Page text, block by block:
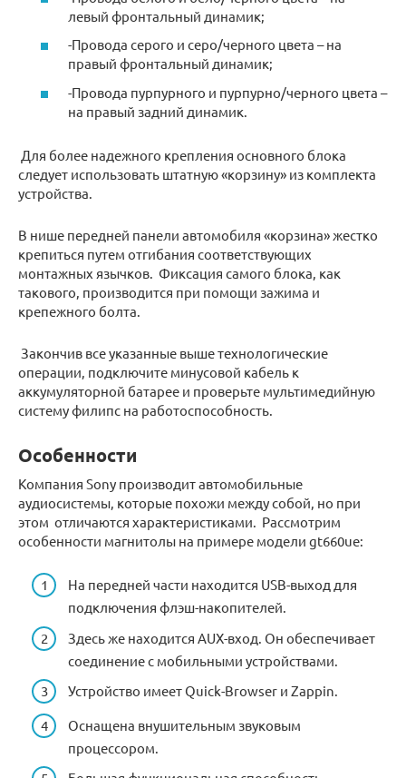
левый фронтальный динамик;
-Провода серого и серо/черного цвета – на
правый фронтальный динамик;
-Провода пурпурного и пурпурно/черного цвета –
на правый задний динамик.
Для более надежного крепления основного блока
следует использовать штатную «корзину» из комплекта
устройства.
В нише передней панели автомобиля «корзина» жестко
крепиться путем отгибания соответствующих
монтажных язычков. Фиксация самого блока, как
такового, производится при помощи зажима и
крепежного болта.
Закончив все указанные выше технологические
операции, подключите минусовой кабель к
аккумуляторной батарее и проверьте мультимедийную
систему филипс на работоспособность.
Особенности
Компания Sony производит автомобильные
аудиосистемы, которые похожи между собой, но при
этом отличаются характеристиками. Рассмотрим
особенности магнитолы на примере модели gt660ue:
На передней части находится USB-выход для
подключения флэш-накопителей.
Здесь же находится AUX-вход. Он обеспечивает
соединение с мобильными устройствами.
Устройство имеет Quick-Browser и Zappin.
Оснащена внушительным звуковым
процессором.